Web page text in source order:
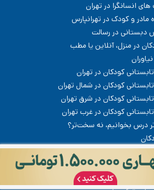
انسانگرا در تهران
مادر و کودک در تهرانپارس
در رسالت
در منزل، آنلاین یا مطب
کودکان در تهران
کودکان در شمال تهران
کودکان در شرق تهران
کودکان در غرب تهران
درس بخوانیم، نه سخت‌تر؟
و پیش دبستانی رویای ایرانی در زعفرانیه /
و پیش دبستانی رویای ایرانی در